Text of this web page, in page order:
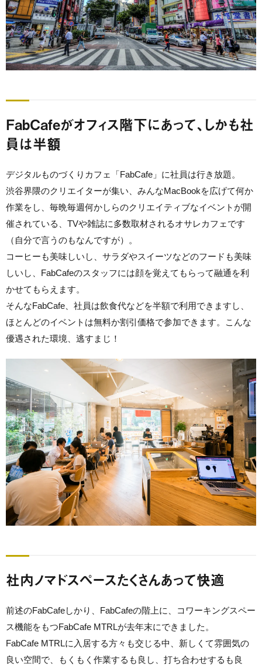
FabCafeがオフィス階下にあって、しかも社
員は半額
デジタルものづくりカフェ「FabCafe」に社員は行き放題。
渋谷界隈のクリエイターが集い、みんなMacBookを広げて何か
作業をし、毎晩毎週何かしらのクリエイティブなイベントが開
催されている、TVや雑誌に多数取材されるオサレカフェです
（自分で言うのもなんですが）。
コーヒーも美味しいし、サラダやスイーツなどのフードも美味
しいし、FabCafeのスタッフには顔を覚えてもらって融通を利
かせてもらえます。
そんなFabCafe、社員は飲食代などを半額で利用できますし、
ほとんどのイベントは無料か割引価格で参加できます。こんな
優遇された環境、逃すまじ！
社内ノマドスペースたくさんあって快適
前述のFabCafeしかり、FabCafeの階上に、コワーキングスペー
ス機能をもつFabCafe MTRLが去年末にできました。
FabCafe MTRLに入居する方々も交じる中、新しくて雰囲気の
良い空間で、もくもく作業するも良し、打ち合わせするも良